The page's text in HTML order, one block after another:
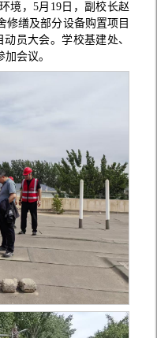
境，5月19日，副校长赵
修缮及部分设备购置项目
员大会。学校基建处、
会议。